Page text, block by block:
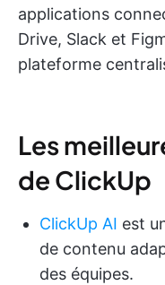
applications
Drive, Slack et
plateforme
Les
de ClickUp
ClickUp AI est
de contenu
des équipes.